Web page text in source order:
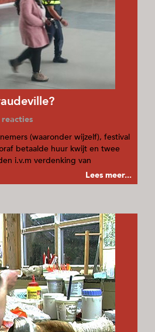
(waaronder wijzelf), festival
betaalde huur kwijt en twee
i.v.m verdenking van
Lees meer...